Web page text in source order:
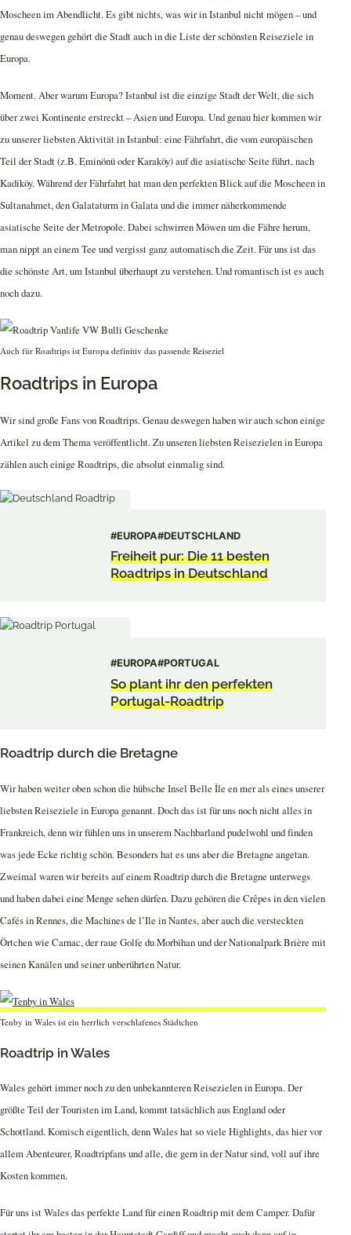
Moscheen im Abendlicht. Es gibt nichts, was wir in Istanbul nicht mögen – und
genau deswegen gehört die Stadt auch in die Liste der schönsten Reiseziele in
Europa.
Moment. Aber warum Europa? Istanbul ist die einzige Stadt der Welt, die sich
über zwei Kontinente erstreckt – Asien und Europa. Und genau hier kommen wir
zu unserer liebsten Aktivität in Istanbul: eine Fährfahrt, die vom europäischen
Teil der Stadt (z.B. Eminönü oder Karaköy) auf die asiatische Seite führt, nach
Kadiköy. Während der Fährfahrt hat man den perfekten Blick auf die Moscheen in
Sultanahmet, den Galataturm in Galata und die immer näherkommende
asiatische Seite der Metropole. Dabei schwirren Möwen um die Fähre herum,
man nippt an einem Tee und vergisst ganz automatisch die Zeit. Für uns ist das
die schönste Art, um Istanbul überhaupt zu verstehen. Und romantisch ist es auch
noch dazu.
Auch für Roadtrips ist Europa definitiv das passende Reiseziel
Roadtrips in Europa
Wir sind große Fans von Roadtrips. Genau deswegen haben wir auch schon einige
Artikel zu dem Thema veröffentlicht. Zu unseren liebsten Reisezielen in Europa
zählen auch einige Roadtrips, die absolut einmalig sind.
#EUROPA#DEUTSCHLAND
Freiheit pur: Die 11 besten
Roadtrips in Deutschland
#EUROPA#PORTUGAL
So plant ihr den perfekten
Portugal-Roadtrip
Roadtrip durch die Bretagne
Wir haben weiter oben schon die hübsche Insel Belle Île en mer als eines unserer
liebsten Reiseziele in Europa genannt. Doch das ist für uns noch nicht alles in
Frankreich, denn wir fühlen uns in unserem Nachbarland pudelwohl und finden
was jede Ecke richtig schön. Besonders hat es uns aber die Bretagne angetan.
Zweimal waren wir bereits auf einem Roadtrip durch die Bretagne unterwegs
und haben dabei eine Menge sehen dürfen. Dazu gehören die Crêpes in den vielen
Cafés in Rennes, die Machines de l’Ile in Nantes, aber auch die versteckten
Örtchen wie Carnac, der raue Golfe du Morbihan und der Nationalpark Brière mit
seinen Kanälen und seiner unberührten Natur.
Tenby in Wales ist ein herrlich verschlafenes Städtchen
Roadtrip in Wales
Wales gehört immer noch zu den unbekannteren Reisezielen in Europa. Der
größte Teil der Touristen im Land, kommt tatsächlich aus England oder
Schottland. Komisch eigentlich, denn Wales hat so viele Highlights, das hier vor
allem Abenteurer, Roadtripfans und alle, die gern in der Natur sind, voll auf ihre
Kosten kommen.
Für uns ist Wales das perfekte Land für einen Roadtrip mit dem Camper. Dafür